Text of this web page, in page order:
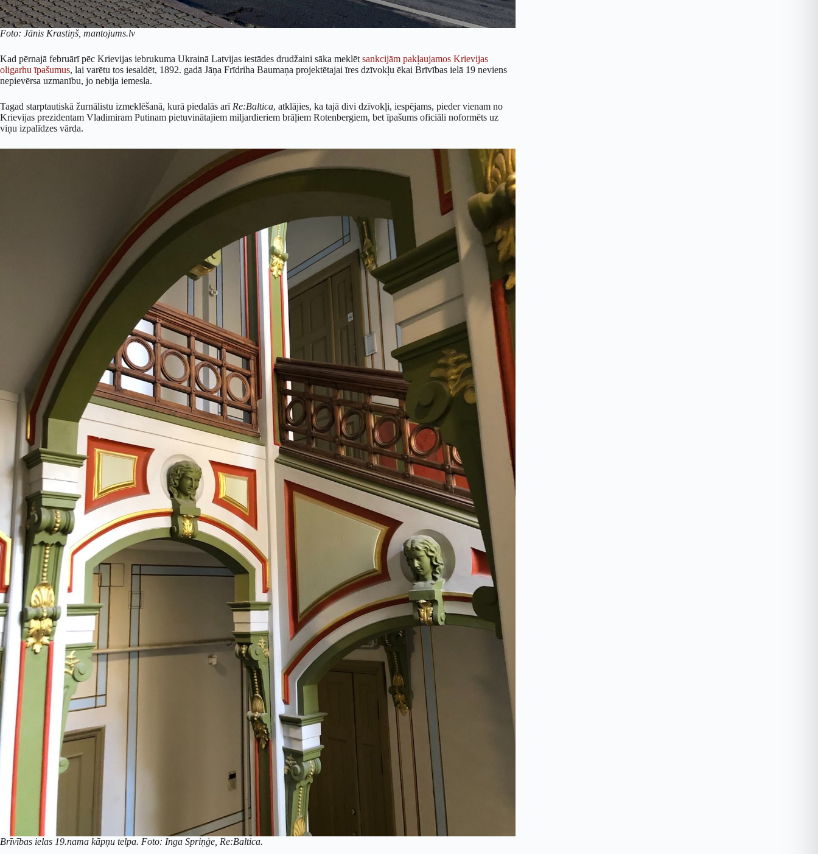
Foto: Jānis Krastiņš, mantojums.lv
Kad pērnajā februārī pēc Krievijas iebrukuma Ukrainā Latvijas iestādes drudžaini sāka meklēt sankcijām pakļaujamos Krievijas
oligarhu īpašumus, lai varētu tos iesaldēt, 1892. gadā Jāņa Frīdriha Baumaņa projektētajai īres dzīvokļu ēkai Brīvības ielā 19 neviens
nepievērsa uzmanību, jo nebija iemesla.
Tagad starptautiskā žurnālistu izmeklēšanā, kurā piedalās arī Re:Baltica, atklājies, ka tajā divi dzīvokļi, iespējams, pieder vienam no
Krievijas prezidentam Vladimiram Putinam pietuvinātajiem miljardieriem brāļiem Rotenbergiem, bet īpašums oficiāli noformēts uz
viņu izpalīdzes vārda.
Brīvības ielas 19.nama kāpņu telpa. Foto: Inga Spriņģe, Re:Baltica.